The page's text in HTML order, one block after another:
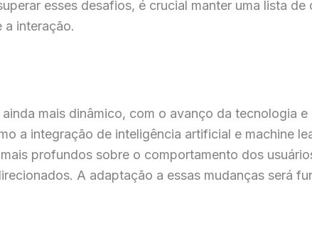
esses desafios, é crucial manter uma lista
interação.
mais dinâmico, com o avanço da tecnologia
a integração de inteligência artificial e machine
profundos sobre o comportamento dos
A adaptação a essas mudanças será